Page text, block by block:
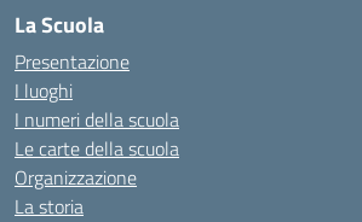
La Scuola
Presentazione
I luoghi
I numeri della scuola
Le carte della scuola
Organizzazione
La storia